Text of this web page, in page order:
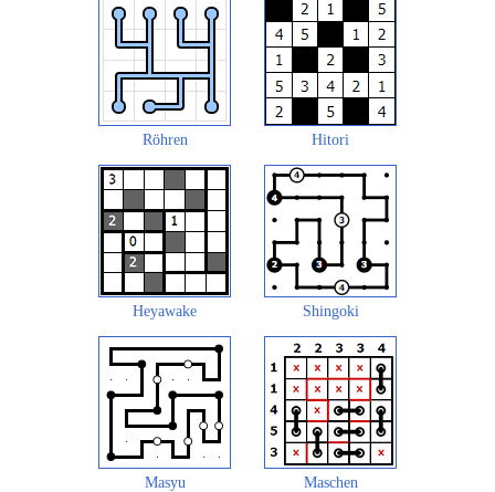
Röhren Hitori
Heyawake Shingoki
Masyu Maschen